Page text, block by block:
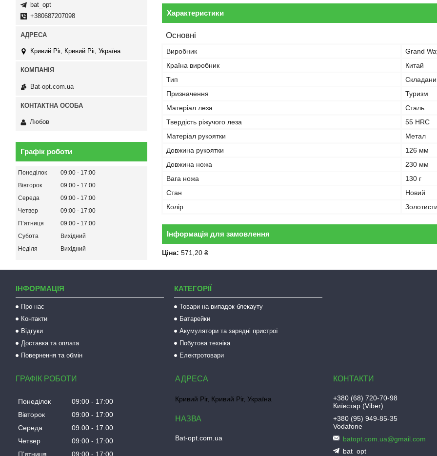
Характеристики
Основні
Виробник
Grand
Країна виробник
Китай
Тип
Призначення
Туризм
Матеріал леза
Сталь
Твердість ріжучого леза
55 HRC
Матеріал рукоятки
Метал
Довжина рукоятки
126 мм
Довжина ножа
230 мм
Вага ножа
130 г
Стан
Новий
Колір
Інформація для замовлення
Ціна: 571,20 ₴
bat_opt
+380687207098
Кривий Ріг, Кривий Ріг, Україна
Bat-opt.com.ua
Любов
Графік роботи
Понеділок 09:00
17:00
Вівторок
09:00
17:00
Середа
09:00
17:00
Четвер
09:00
17:00
Пʼятниця
09:00
17:00
Субота
Вихідний
Неділя
Вихідний
ІНФОРМАЦІЯ
Про нас
Контакти
Відгуки
Доставка та оплата
Повернення та обмін
КАТЕГОРІЇ
Товари на випадок блекауту
Батарейки
Акумулятори та зарядні пристрої
Побутова техніка
Електротовари
ГРАФІК РОБОТИ
Понеділок 09:00
17:00
Вівторок
09:00
17:00
Середа
09:00
17:00
Четвер
09:00
17:00
Пʼятниця
09:00 17:00
Кривий Ріг, Кривий Ріг, Україна
Bat-opt.com.ua
+380 (68) 720-70-98
Київстар (Viber)
+380 (95) 949-85-35
Vodafone
batopt.com.ua@gmail.com
bat_opt